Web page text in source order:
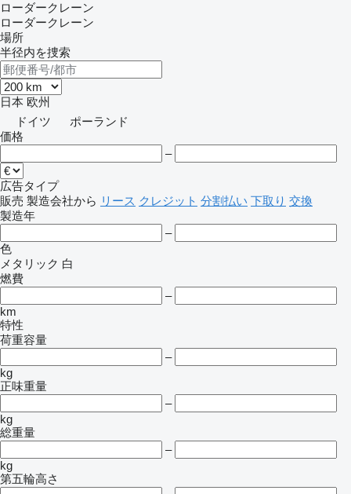
ローダークレーン
ローダークレーン
場所
半径内を捜索
日本 欧州
ドイツ
ポーランド
価格
–
広告タイプ
販売 製造会社から リース クレジット 分割払い 下取り 交換
製造年
–
色
メタリック 白
燃費
–
km
特性
荷重容量
–
kg
正味重量
–
kg
総重量
–
kg
第五輪高さ